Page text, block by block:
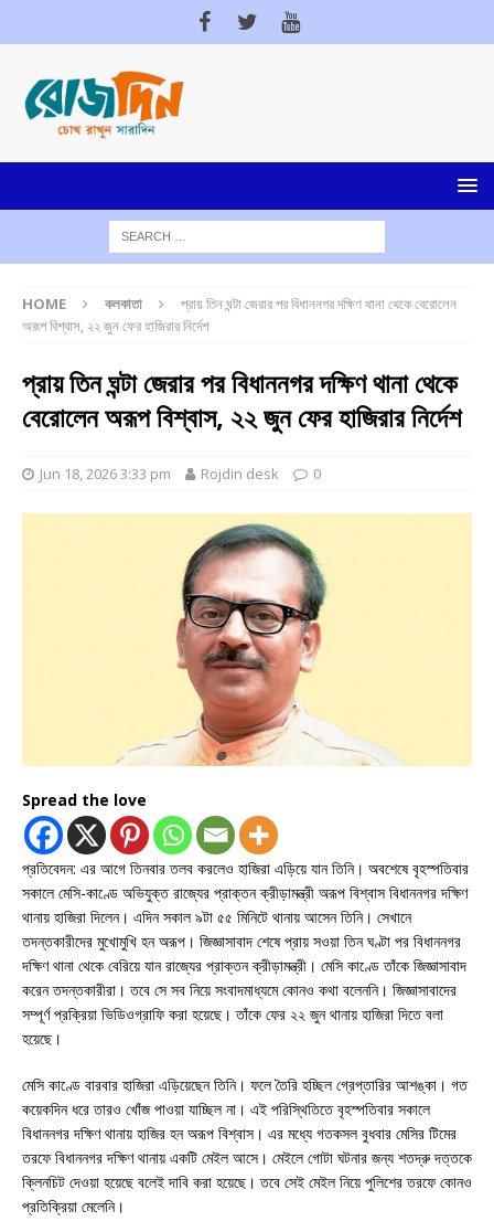
HOME কলকাতা
প্রায় তিন ঘন্টা জেরার পর বিধাননগর দক্ষিণ থানা থেকে বেরোলেন
অরূপ বিশ্বাস, ২২ জুন ফের হাজিরার নির্দেশ
প্রায় তিন ঘন্টা জেরার পর বিধাননগর দক্ষিণ থানা থেকে
বেরোলেন অরূপ বিশ্বাস, ২২ জুন ফের হাজিরার নির্দেশ
Jun 18, 2026 3:33 pm Rojdin desk 0
Spread the love
প্রতিবেদন: এর আগে তিনবার তলব করলেও হাজিরা এড়িয়ে যান তিনি। অবশেষে বৃহস্পতিবার
সকালে মেসি-কাণ্ডে অভিযুক্ত রাজ্যের প্রাক্তন ক্রীড়ামন্ত্রী অরূপ বিশ্বাস বিধাননগর দক্ষিণ
থানায় হাজিরা দিলেন। এদিন সকাল ৯টা ৫৫ মিনিটে থানায় আসেন তিনি। সেখানে
তদন্তকারীদের মুখোমুখি হন অরূপ। জিজ্ঞাসাবাদ শেষে প্রায় সওয়া তিন ঘণ্টা পর বিধাননগর
দক্ষিণ থানা থেকে বেরিয়ে যান রাজ্যের প্রাক্তন ক্রীড়ামন্ত্রী। মেসি কাণ্ডে তাঁকে জিজ্ঞাসাবাদ
করেন তদন্তকারীরা। তবে সে সব নিয়ে সংবাদমাধ্যমে কোনও কথা বলেননি। জিজ্ঞাসাবাদের
সম্পূর্ণ প্রক্রিয়া ভিডিওগ্রাফি করা হয়েছে। তাঁকে ফের ২২ জুন থানায় হাজিরা দিতে বলা
হয়েছে।
মেসি কাণ্ডে বারবার হাজিরা এড়িয়েছেন তিনি। ফলে তৈরি হচ্ছিল গ্রেপ্তারির আশঙ্কা। গত
কয়েকদিন ধরে তারও খোঁজ পাওয়া যাচ্ছিল না। এই পরিস্থিতিতে বৃহস্পতিবার সকালে
বিধাননগর দক্ষিণ থানায় হাজির হন অরূপ বিশ্বাস। এর মধ্যে গতকসল বুধবার মেসির টিমের
তরফে বিধাননগর দক্ষিণ থানায় একটি মেইল আসে। মেইলে গোটা ঘটনার জন্য শতদ্রু দত্তকে
ক্লিনচিট দেওয়া হয়েছে বলেই দাবি করা হয়েছে। তবে সেই মেইল নিয়ে পুলিশের তরফে কোনও
প্রতিক্রিয়া মেলেনি।